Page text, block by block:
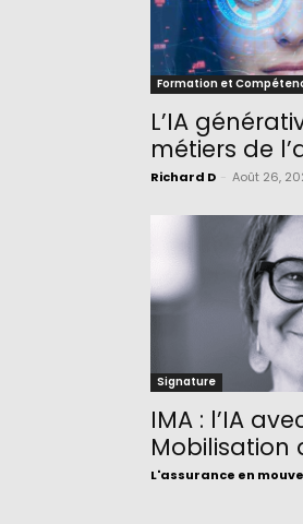
Formation et
L’IA
métiers de
Richard D Août 26,
Signature
IMA : l’IA
Mobilisation
L'assurance en